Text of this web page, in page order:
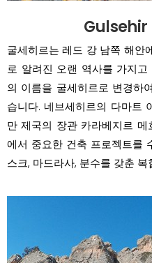
Gulsehir
굴세히르는 레드 강 남쪽 해안
로 알려진 오랜 역사를 가지
의 이름을 굴세히르로 변경하
습니다. 네브세히르의 다마트
만 제국의 장관 카라베지르
에서 중요한 건축 프로젝트를
스크, 마드라사, 분수를 갖춘